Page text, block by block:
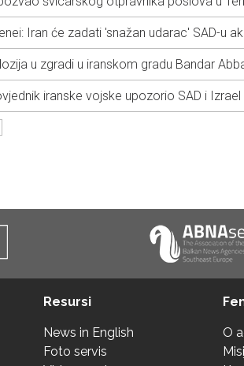
Iran će zadati 'snažan udarac' SAD-u
u zgradi u iranskom gradu Bandar
iranske vojske upozorio SAD i
Resursi
News in English
Foto servis
O